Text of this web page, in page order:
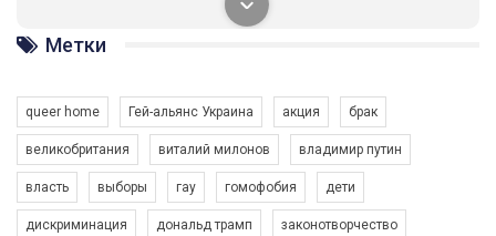
солідарності, приєднатися до нас. Регіональні підрозділи
ГАУ є в 16 областях України.
Разом наш голос лунає гучніше!
Метки
queer home Гей-альянс Украина акция брак
великобритания виталий милонов владимир путин
власть выборы гау гомофобия дети
дискриминация дональд трамп законотворчество